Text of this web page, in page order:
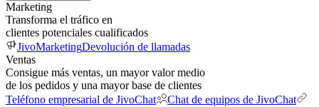
Marketing
Transforma el tráfico en
clientes potenciales cualificados
JivoMarketingDevolución de llamadas
Ventas
Consigue más ventas, un mayor valor medio
de los pedidos y una mayor base de clientes
Teléfono empresarial de JivoChat
Chat de equipos de JivoChat